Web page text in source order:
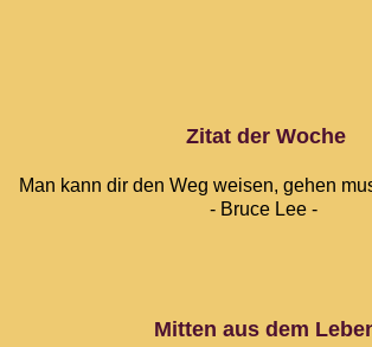
Zitat der Woche
Man kann dir den Weg weisen, gehen
- Bruce Lee -
Mitten aus dem